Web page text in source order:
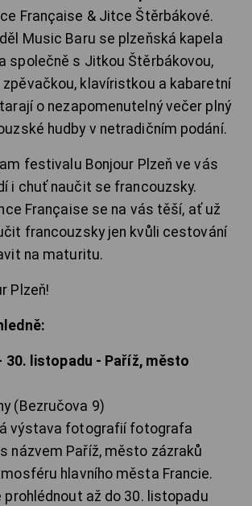
Française & Jitce Štěrbákové.
Music Baru se plzeňská kapela
společně s Jitkou Štěrbákovou,
klavíristkou a kabaretní
o nezapomenutelný večer plný
hudby v netradičním podání.
festivalu Bonjour Plzeň ve vás
i chuť naučit se francouzsky.
Française se na vás těší, ať už
francouzsky jen kvůli cestování
na maturitu.
Plzeň!
30. listopadu - Paříž, město
(Bezručova 9)
výstava fotografií fotografa
názvem Paříž, město zázraků
hlavního města Francie.
prohlédnout až do 30. listopadu